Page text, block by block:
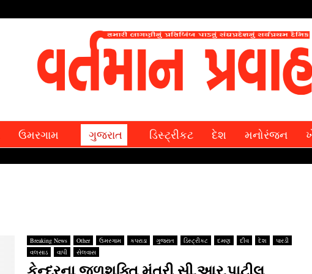
ઉમરગામ ગુજરાત ડિસ્ટ્રીકટ દેશ મનોરંજન
Breaking News Other ઉમરગામ કપરાડા ગુજરાત ડિસ્ટ્રીકટ દમણ દીવ દેશ
પારડી
વલસાડ
વાપી સેલવાસ